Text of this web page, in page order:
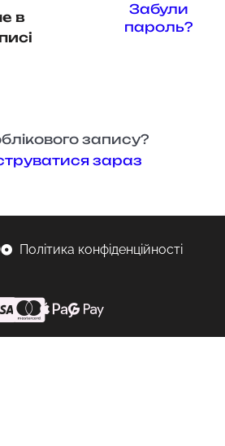
в
Забули
пароль?
запису?
зараз
Політика конфіденційності